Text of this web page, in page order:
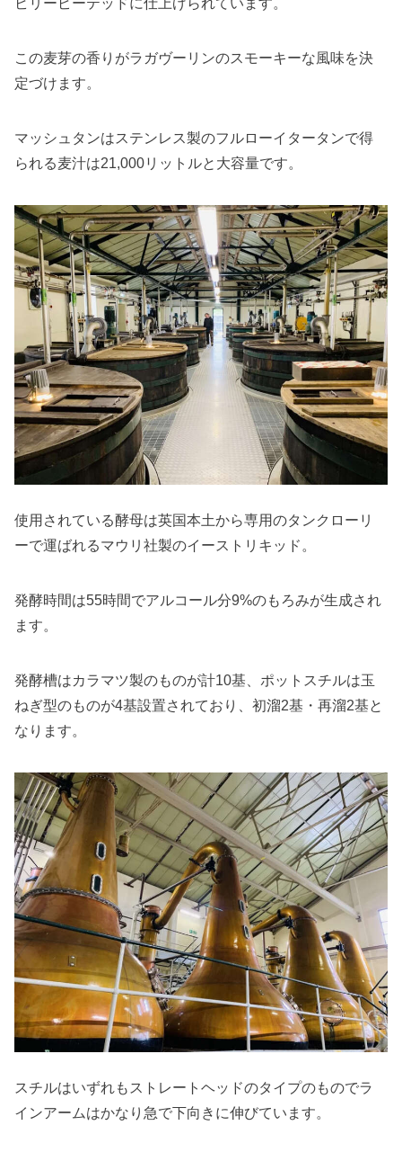
この麦芽の香りがラガヴーリンのスモーキーな風味を決
定づけます。
マッシュタンはステンレス製のフルローイタータンで得
られる麦汁は21,000リットルと大容量です。
使用されている酵母は英国本土から専用のタンクローリ
ーで運ばれるマウリ社製のイーストリキッド。
発酵時間は55時間でアルコール分9%のもろみが生成され
ます。
発酵槽はカラマツ製のものが計10基、ポットスチルは玉
ねぎ型のものが4基設置されており、初溜2基・再溜2基と
なります。
スチルはいずれもストレートヘッドのタイプのものでラ
インアームはかなり急で下向きに伸びています。